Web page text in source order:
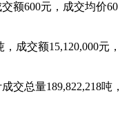
额600元，成交均价60
成交额15,120,000元，
交总量189,822,218吨，